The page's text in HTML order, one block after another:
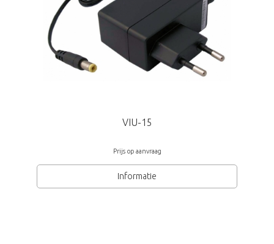
VIU-15
Prijs op aanvraag
Informatie